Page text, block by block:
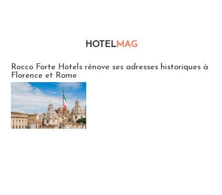
HOTELMAG
Rocco Forte Hotels rénove ses adresses historiques à
Florence et Rome